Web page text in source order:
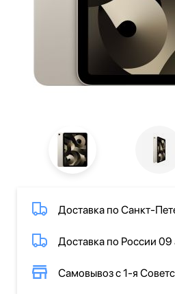
Доставка по Санкт-
Доставка по России 09
Самовывоз с 1-я